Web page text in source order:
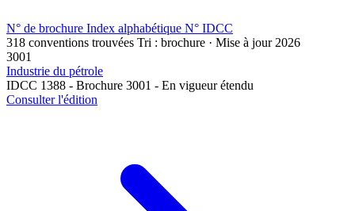
N° de brochure Index alphabétique N° IDCC
318 conventions trouvées Tri : brochure · Mise à jour 2026
3001
Industrie du pétrole
IDCC 1388 - Brochure 3001 - En vigueur étendu
Consulter l'édition